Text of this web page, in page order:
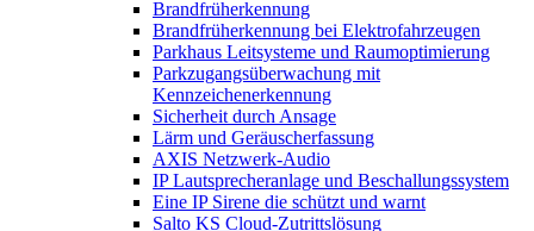
Brandfrüherkennung
Brandfrüherkennung bei Elektrofahrzeugen
Parkhaus Leitsysteme und Raumoptimierung
Parkzugangsüberwachung mit
Kennzeichenerkennung
Sicherheit durch Ansage
Lärm und Geräuscherfassung
AXIS Netzwerk-Audio
IP Lautsprecheranlage und Beschallungssystem
Eine IP Sirene die schützt und warnt
Salto KS Cloud-Zutrittslösung